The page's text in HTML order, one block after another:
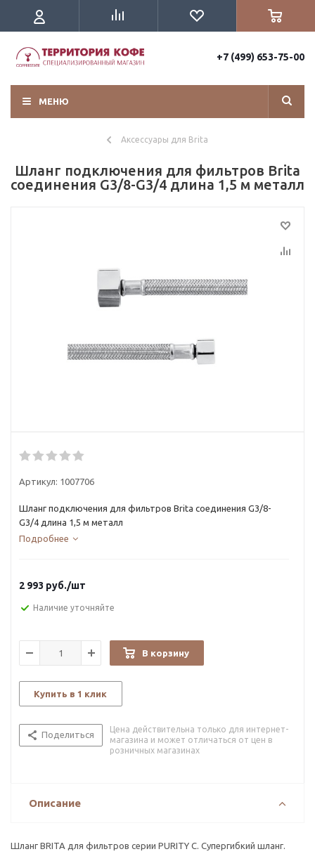
+7 (499) 653-75-00
МЕНЮ
Аксессуары для Brita
Шланг подключения для фильтров Brita
соединения G3/8-G3/4 длина 1,5 м металл
Артикул: 1007706
Шланг подключения для фильтров Brita соединения G3/8-
G3/4 длина 1,5 м металл
Подробнее
2 993 руб./шт
Наличие уточняйте
В корзину
Купить в 1 клик
Поделиться
Цена действительна только для интернет-
магазина и может отличаться от цен в
розничных магазинах
Описание
Шланг BRITA для фильтров серии PURITY С. Супергибкий шланг.